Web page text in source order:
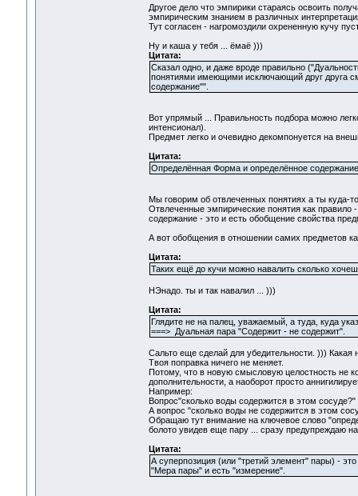
Другое дело что эмпирики стараясь освоить
эмпирическим знанием в различных
Тут согласен - нагромоздили охрененную кучу
Ну и каша у тебя ... ёмаё )))
Цитата:
Сказал одно, и даже вроде правильно
понятиями имеющими исключающий друг друга
содержание"".
Вот упрямый ... Правильность подбора можно
интенсионал).
Предмет легко и очевидно декомпонуется на
Цитата:
Определённая Форма и определённое
Мы говорим об отвлеченных понятиях а ты куда-
Отвлеченные эмпирические понятия как правило
содержание - это и есть обобщение свойства
А вот обобщения в отношении самих предметов
Цитата:
Таких ещё до кучи можно навалить сколько
НЭнадо. ты и так навалил ... )))
Цитата:
Глядите не на палец, уважаемый, а туда, куда
===> Дуальная пара "Содержит - не содержит".
Сальто еще сделай для убедительности. ))) Какая
Твоя поправка ничего не меняет.
Потому, что в новую смысловую целостность не
дополнительности, а наоборот просто
Например:
Вопрос"сколько воды содержится в этом
А вопрос "сколько воды не содержится в этом
Обращаю тут внимание на ключевое слово
болото увидев еще пару ... сразу предупреждаю
Цитата:
А суперпозиция (или "третий элемент" пары) -
"Мера пары" и есть "измерение".